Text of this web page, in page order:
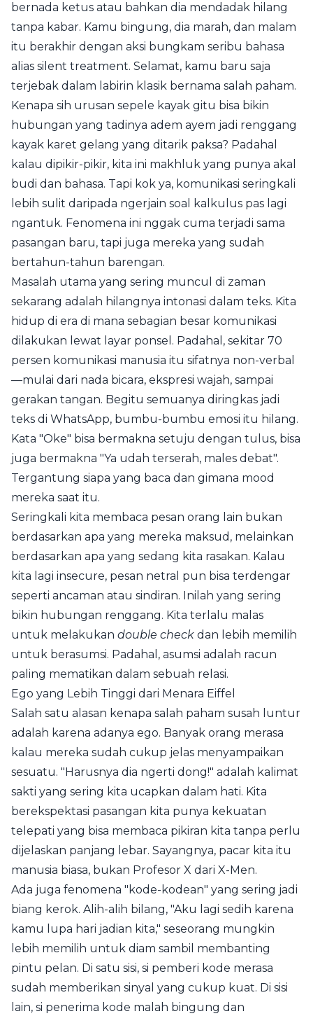
bernada ketus atau bahkan dia mendadak hilang
tanpa kabar. Kamu bingung, dia marah, dan malam
itu berakhir dengan aksi bungkam seribu bahasa
alias silent treatment. Selamat, kamu baru saja
terjebak dalam labirin klasik bernama salah paham.
Kenapa sih urusan sepele kayak gitu bisa bikin
hubungan yang tadinya adem ayem jadi renggang
kayak karet gelang yang ditarik paksa? Padahal
kalau dipikir-pikir, kita ini makhluk yang punya akal
budi dan bahasa. Tapi kok ya, komunikasi seringkali
lebih sulit daripada ngerjain soal kalkulus pas lagi
ngantuk. Fenomena ini nggak cuma terjadi sama
pasangan baru, tapi juga mereka yang sudah
bertahun-tahun barengan.
Masalah utama yang sering muncul di zaman
sekarang adalah hilangnya intonasi dalam teks. Kita
hidup di era di mana sebagian besar komunikasi
dilakukan lewat layar ponsel. Padahal, sekitar 70
persen komunikasi manusia itu sifatnya non-verbal
—mulai dari nada bicara, ekspresi wajah, sampai
gerakan tangan. Begitu semuanya diringkas jadi
teks di WhatsApp, bumbu-bumbu emosi itu hilang.
Kata "Oke" bisa bermakna setuju dengan tulus, bisa
juga bermakna "Ya udah terserah, males debat".
Tergantung siapa yang baca dan gimana mood
mereka saat itu.
Seringkali kita membaca pesan orang lain bukan
berdasarkan apa yang mereka maksud, melainkan
berdasarkan apa yang sedang kita rasakan. Kalau
kita lagi insecure, pesan netral pun bisa terdengar
seperti ancaman atau sindiran. Inilah yang sering
bikin hubungan renggang. Kita terlalu malas
untuk melakukan double check dan lebih memilih
untuk berasumsi. Padahal, asumsi adalah racun
paling mematikan dalam sebuah relasi.
Ego yang Lebih Tinggi dari Menara Eiffel
Salah satu alasan kenapa salah paham susah luntur
adalah karena adanya ego. Banyak orang merasa
kalau mereka sudah cukup jelas menyampaikan
sesuatu. "Harusnya dia ngerti dong!" adalah kalimat
sakti yang sering kita ucapkan dalam hati. Kita
berekspektasi pasangan kita punya kekuatan
telepati yang bisa membaca pikiran kita tanpa perlu
dijelaskan panjang lebar. Sayangnya, pacar kita itu
manusia biasa, bukan Profesor X dari X-Men.
Ada juga fenomena "kode-kodean" yang sering jadi
biang kerok. Alih-alih bilang, "Aku lagi sedih karena
kamu lupa hari jadian kita," seseorang mungkin
lebih memilih untuk diam sambil membanting
pintu pelan. Di satu sisi, si pemberi kode merasa
sudah memberikan sinyal yang cukup kuat. Di sisi
lain, si penerima kode malah bingung dan